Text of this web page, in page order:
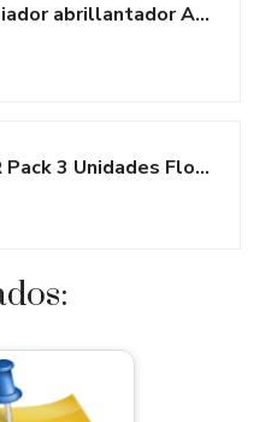
Suinga Limpiador abrillantador Acero Inoxidable Piscina 5 litros
RASMACOR Pack 3 Unidades Floculante Gel monodosis | Gel para Piscina |...